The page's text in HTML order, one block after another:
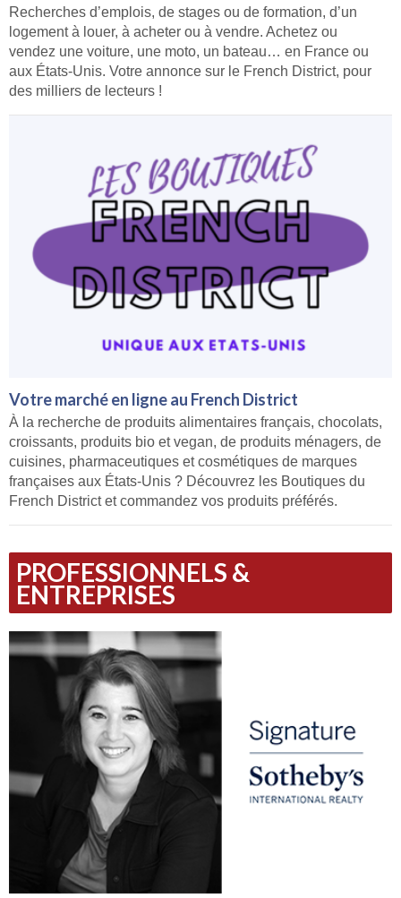
Recherches d’emplois, de stages ou de formation, d’un
logement à louer, à acheter ou à vendre. Achetez ou
vendez une voiture, une moto, un bateau… en France ou
aux États-Unis. Votre annonce sur le French District, pour
des milliers de lecteurs !
Votre marché en ligne au French District
À la recherche de produits alimentaires français, chocolats,
croissants, produits bio et vegan, de produits ménagers, de
cuisines, pharmaceutiques et cosmétiques de marques
françaises aux États-Unis ? Découvrez les Boutiques du
French District et commandez vos produits préférés.
PROFESSIONNELS &
ENTREPRISES